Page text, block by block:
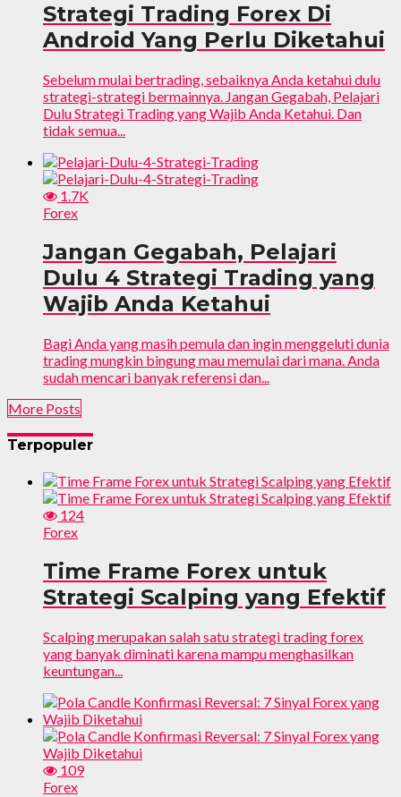
Strategi Trading Forex Di
Android Yang Perlu Diketahui
Sebelum mulai bertrading, sebaiknya Anda ketahui dulu
strategi-strategi bermainnya. Jangan Gegabah, Pelajari
Dulu Strategi Trading yang Wajib Anda Ketahui. Dan
tidak semua...
1.7K
Forex
Jangan Gegabah, Pelajari
Dulu 4 Strategi Trading yang
Wajib Anda Ketahui
Bagi Anda yang masih pemula dan ingin menggeluti dunia
trading mungkin bingung mau memulai dari mana. Anda
sudah mencari banyak referensi dan...
More Posts
Terpopuler
124
Forex
Time Frame Forex untuk
Strategi Scalping yang Efektif
Scalping merupakan salah satu strategi trading forex
yang banyak diminati karena mampu menghasilkan
keuntungan...
109
Forex